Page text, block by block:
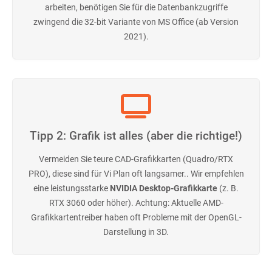
arbeiten, benötigen Sie für die Datenbankzugriffe
zwingend die 32-bit Variante von MS Office (ab Version
2021).
Tipp 2: Grafik ist alles (aber die richtige!)
Vermeiden Sie teure CAD-Grafikkarten (Quadro/RTX
PRO), diese sind für Vi Plan oft langsamer.. Wir empfehlen
eine leistungsstarke NVIDIA Desktop-Grafikkarte (z. B.
RTX 3060 oder höher). Achtung: Aktuelle AMD-
Grafikkartentreiber haben oft Probleme mit der OpenGL-
Darstellung in 3D.